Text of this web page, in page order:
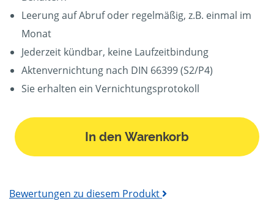
Leerung auf Abruf oder regelmäßig, z.B. einmal im
Monat
Jederzeit kündbar, keine Laufzeitbindung
Aktenvernichtung nach DIN 66399 (S2/P4)
Sie erhalten ein Vernichtungsprotokoll
In den Warenkorb
Bewertungen zu diesem Produkt